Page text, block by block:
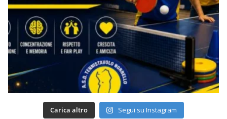
Carica altro Segui su Instagram